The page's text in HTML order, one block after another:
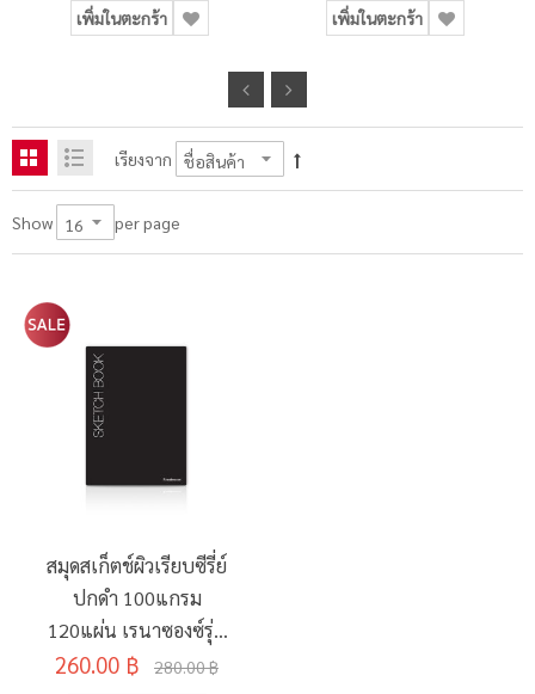
เพิ่มในตะกร้า เพิ่มในตะกร้า
เรียงจาก
Show per page
สมุดสเก็ตช์ผิวเรียบซีรี่ย์
ปกดำ 100แกรม
120แผ่น เรนาซองซ์รุ่น
N-102 A4
260.00 ฿ 280.00 ฿